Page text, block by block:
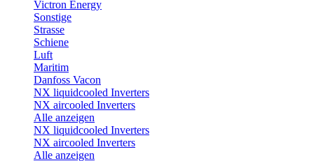
Victron Energy
Sonstige
Strasse
Schiene
Luft
Maritim
Danfoss Vacon
NX liquidcooled Inverters
NX aircooled Inverters
Alle anzeigen
NX liquidcooled Inverters
NX aircooled Inverters
Alle anzeigen